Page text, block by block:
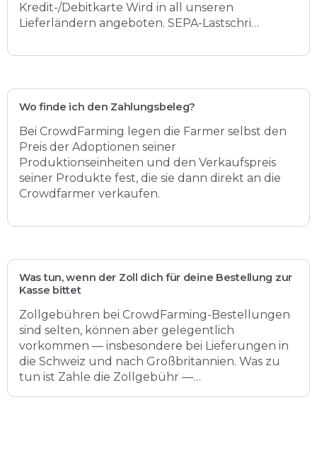
Kredit-/Debitkarte Wird in all unseren
Lieferländern angeboten. SEPA-Lastschri…
Wo finde ich den Zahlungsbeleg?
Bei CrowdFarming legen die Farmer selbst den
Preis der Adoptionen seiner
Produktionseinheiten und den Verkaufspreis
seiner Produkte fest, die sie dann direkt an die
Crowdfarmer verkaufen.
Was tun, wenn der Zoll dich für deine Bestellung zur
Kasse bittet
Zollgebühren bei CrowdFarming-Bestellungen
sind selten, können aber gelegentlich
vorkommen — insbesondere bei Lieferungen in
die Schweiz und nach Großbritannien. Was zu
tun ist Zahle die Zollgebühr —…